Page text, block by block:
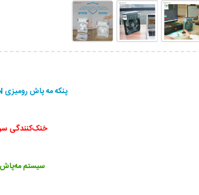
پنکه مه پاش رومیزی AIR COOLER FAN
خنک‌کنندگی
سیستم